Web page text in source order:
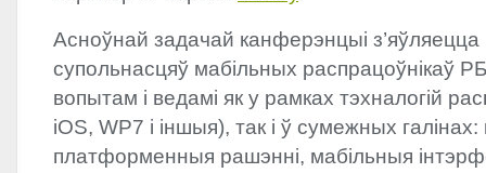
Асноўнай задачай канферэнцыі
супольнасцяў мабільных распрацоўнікаў
вопытам і ведамі як у рамках тэхналогій
iOS, WP7 і іншыя), так і ў сумежных галінах:
платформенныя рашэнні, мабільныя